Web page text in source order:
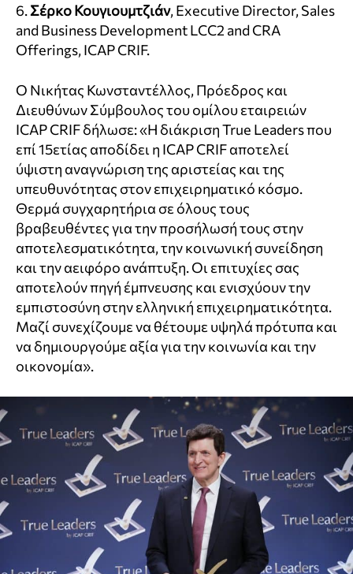
6.Σέρκο Κουγιουμτζιάν, Executive Director, Sales
and Business Development LCC2 and CRA
Offerings, ICAP CRIF.
Ο Νικήτας Κωνσταντέλλος, Πρόεδρος και
Διευθύνων Σύμβουλος του ομίλου εταιρειών
ICAP CRIF δήλωσε: «Η διάκριση True Leaders που
επί 15ετίας αποδίδει η ICAP CRIF αποτελεί
ύψιστη αναγνώριση της αριστείας και της
υπευθυνότητας στον επιχειρηματικό κόσμο.
Θερμά συγχαρητήρια σε όλους τους
βραβευθέντες για την προσήλωσή τους στην
αποτελεσματικότητα, την κοινωνική συνείδηση
και την αειφόρο ανάπτυξη. Οι επιτυχίες σας
αποτελούν πηγή έμπνευσης και ενισχύουν την
εμπιστοσύνη στην ελληνική επιχειρηματικότητα.
Μαζί συνεχίζουμε να θέτουμε υψηλά πρότυπα και
να δημιουργούμε αξία για την κοινωνία και την
οικονομία».